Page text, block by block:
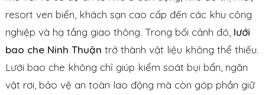
resort ven biển, khách sạn cao cấp đến các khu công
nghiệp và hạ tầng giao thông. Trong bối cảnh đó, lưới
bao che Ninh Thuận trở thành vật liệu không thể thiếu.
Lưới bao che không chỉ giúp kiểm soát bụi bẩn, ngăn
vật rơi, bảo vệ an toàn lao động mà còn góp phần giữ